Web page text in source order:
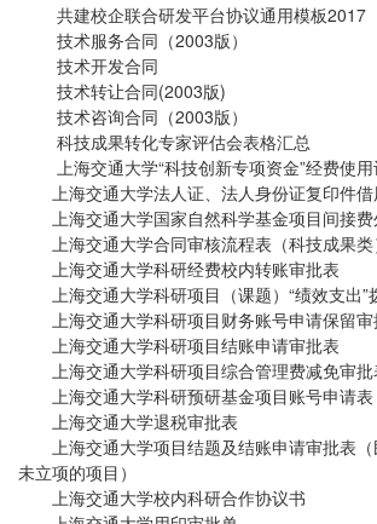
共建校企联合研发平台协议通用模板2017
技术服务合同（2003版）
技术开发合同
技术转让合同(2003版)
技术咨询合同（2003版）
科技成果转化专家评估会表格汇总
上海交通大学“科技创新专项资金”经费使
上海交通大学法人证、法人身份证复印件
上海交通大学国家自然科学基金项目间接
上海交通大学合同审核流程表（科技成果类
上海交通大学科研经费校内转账审批表
上海交通大学科研项目（课题）“绩效支出”
上海交通大学科研项目财务账号申请保留审
上海交通大学科研项目结账申请审批表
上海交通大学科研项目综合管理费减免审批
上海交通大学科研预研基金项目账号申请表
上海交通大学退税审批表
上海交通大学项目结题及结账申请审批表
未立项的项目）
上海交通大学校内科研合作协议书